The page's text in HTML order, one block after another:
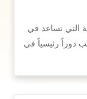
التي تساعد في
دوراً رئيسياً في